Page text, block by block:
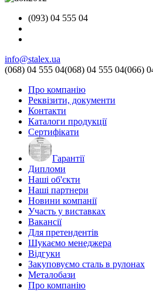
(093) 04 555 04
info@stalex.ua
(068) 04 555 04(068) 04 555 04(066)
Про компанію
Реквізити, документи
Контакти
Каталоги продукції
Сертифікати
Гарантії
Дипломи
Наші об'єкти
Наші партнери
Новини компанії
Участь у виставках
Вакансії
Для претендентів
Шукаємо менеджера
Відгуки
Закуповуємо сталь в рулонах
Металобази
Про компанію